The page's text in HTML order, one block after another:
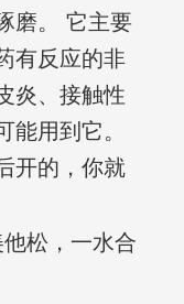
磨。 它主要
有反应的非
炎、接触性
能用到它。
开的，你就
松，一水合